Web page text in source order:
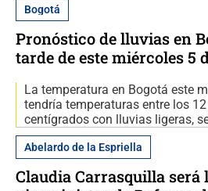
Bogotá
Pronóstico de lluvias en
tarde de este miércoles 5
La temperatura en Bogotá este
tendría temperaturas entre los
centígrados con lluvias ligeras,
Abelardo de la Espriella
Claudia Carrasquilla será